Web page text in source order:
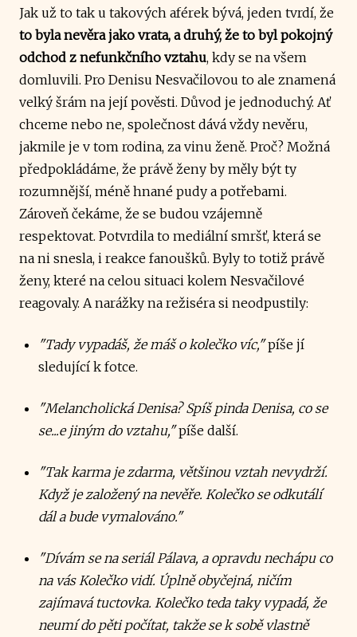
Jak už to tak u takových aférek bývá, jeden tvrdí, že
to byla nevěra jako vrata, a druhý, že to byl pokojný
odchod z nefunkčního vztahu, kdy se na všem
domluvili. Pro Denisu Nesvačilovou to ale znamená
velký šrám na její pověsti. Důvod je jednoduchý. Ať
chceme nebo ne, společnost dává vždy nevěru,
jakmile je v tom rodina, za vinu ženě. Proč? Možná
předpokládáme, že právě ženy by měly být ty
rozumnější, méně hnané pudy a potřebami.
Zároveň čekáme, že se budou vzájemně
respektovat. Potvrdila to mediální smršť, která se
na ni snesla, i reakce fanoušků. Byly to totiž právě
ženy, které na celou situaci kolem Nesvačilové
reagovaly. A narážky na režiséra si neodpustily:
"Tady vypadáš, že máš o kolečko víc,"píše jí
sledující k fotce.
"Melancholická Denisa? Spíš pinda Denisa, co se
se...e jiným do vztahu,"píše další.
"Tak karma je zdarma, většinou vztah nevydrží.
Když je založený na nevěře. Kolečko se odkutálí
dál a bude vymalováno."
"Dívám se na seriál Pálava, a opravdu nechápu co
na vás Kolečko vidí. Úplně obyčejná, ničím
zajímavá tuctovka. Kolečko teda taky vypadá, že
neumí do pěti počítat, takže se k sobě vlastně